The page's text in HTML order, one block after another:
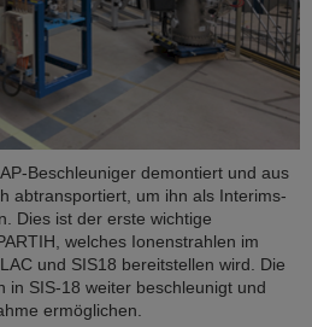
Beschleuniger demontiert und aus
abtransportiert, um ihn als Interims-
Dies ist der erste wichtige
welches Ionenstrahlen im
und SIS18 bereitstellen wird. Die
in SIS-18 weiter beschleunigt und
ermöglichen.